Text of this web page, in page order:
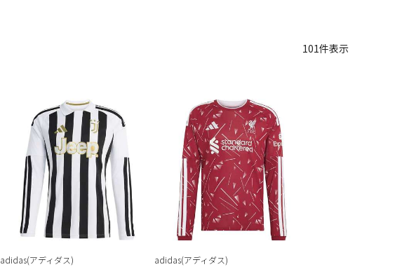
101件表示
adidas(アディダス)
adidas(アディダス)